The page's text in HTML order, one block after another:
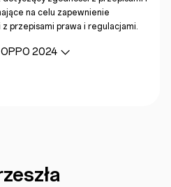
na celu zapewnienie
z przepisami prawa i regulacjami.
2024